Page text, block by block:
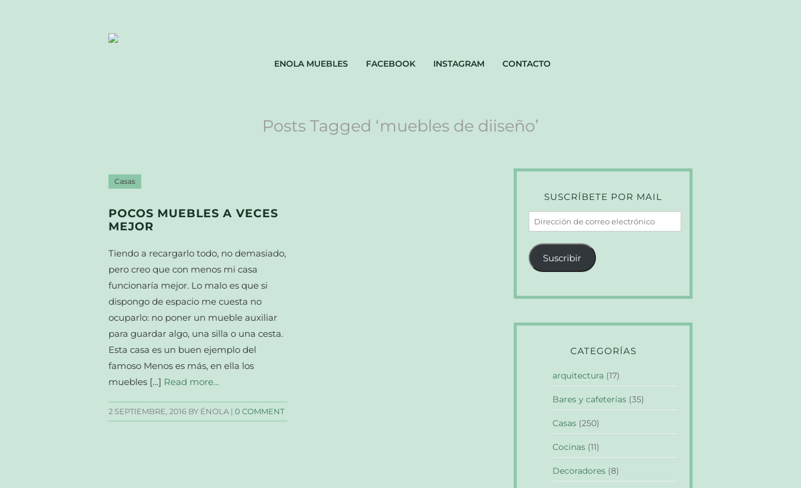
ENOLA MUEBLES FACEBOOK INSTAGRAM CONTACTO
Posts Tagged ‘muebles de diiseño’
Casas
POCOS MUEBLES A VECES
MEJOR
Tiendo a recargarlo todo, no demasiado,
pero creo que con menos mi casa
funcionaría mejor. Lo malo es que si
dispongo de espacio me cuesta no
ocuparlo: no poner un mueble auxiliar
para guardar algo, una silla o una cesta.
Esta casa es un buen ejemplo del
famoso Menos es más, en ella los
muebles […] Read more…
2 SEPTIEMBRE, 2016 BY ÉNOLA | 0 COMMENT
SUSCRÍBETE POR MAIL
Dirección
de
correo
electrónico
Suscribir
CATEGORÍAS
arquitectura (17)
Bares y cafeterías (35)
Casas (250)
Cocinas (11)
Decoradores (8)